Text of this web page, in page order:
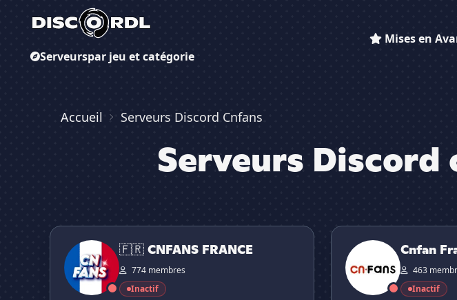
Serveurspar jeu et catégorie
Mises en
Accueil Serveurs Discord Cnfans
Serveurs
🇫🇷 CNFANS FRANCE
🇫🇷 CNFANS FRANCE
774 membres
Inactif
Cnfan France 🇫🇷 | Gratuit
Cnfan
463
Inactif